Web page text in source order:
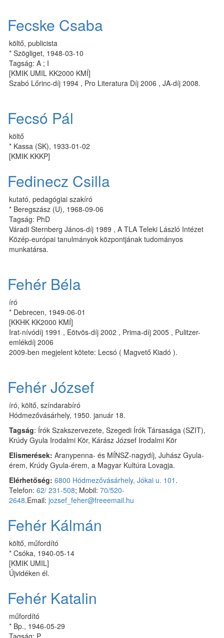
Fecske Csaba
költő, publicista
* Szögliget, 1948-03-10
Tagság: A ; I
[KMIK UMIL KK2000 KMÍ]
Szabó Lőrinc-díj 1994 , Pro Literatura Díj 2006 , JA-díj 2008.
Fecsó Pál
költő
* Kassa (SK), 1933-01-02
[KMIK KKKP]
Fedinecz Csilla
kutató, pedagógiai szakíró
* Beregszász (U), 1968-09-06
Tagság: PhD
Váradi Sternberg János-díj 1989 , A TLA Teleki László Intézet
Közép-európai tanulmányok központjának tudományos
munkatársa.
Fehér Béla
író
* Debrecen, 1949-06-01
[KKHK KK2000 KMÍ]
Irat-nívódíj 1991 , Eötvös-díj 2002 , Prima-díj 2005 , Pulitzer-
emlékdíj 2006
2009-ben megjelent kötete: Lecsó ( Magvető Kiadó ).
Fehér József
író, költő, színdarabíró
Hódmezővásárhely, 1950. január 18.
Tagság: Írók Szakszervezete, Szegedi Írók Társasága (SZIT),
Krúdy Gyula Irodalmi Kör, Kárász József Irodalmi Kör
Elismerések: Aranypenna- és MÍNSZ-nagydíj, Juhász Gyula-
érem, Krúdy Gyula-érem, a Magyar Kultúra Lovagja.
Elérhetőség: 6800 Hódmezővásárhely, Jókai u. 101 .
Telefon: 62/ 231-508; Mobil: 70/520-
2648.Email: jozsef_feher@freeemail.hu
Fehér Kálmán
költő, műfordító
* Csóka, 1940-05-14
[KMIK UMIL]
Újvidéken él.
Fehér Katalin
műfordító
* Bp., 1946-05-29
Tagság: P